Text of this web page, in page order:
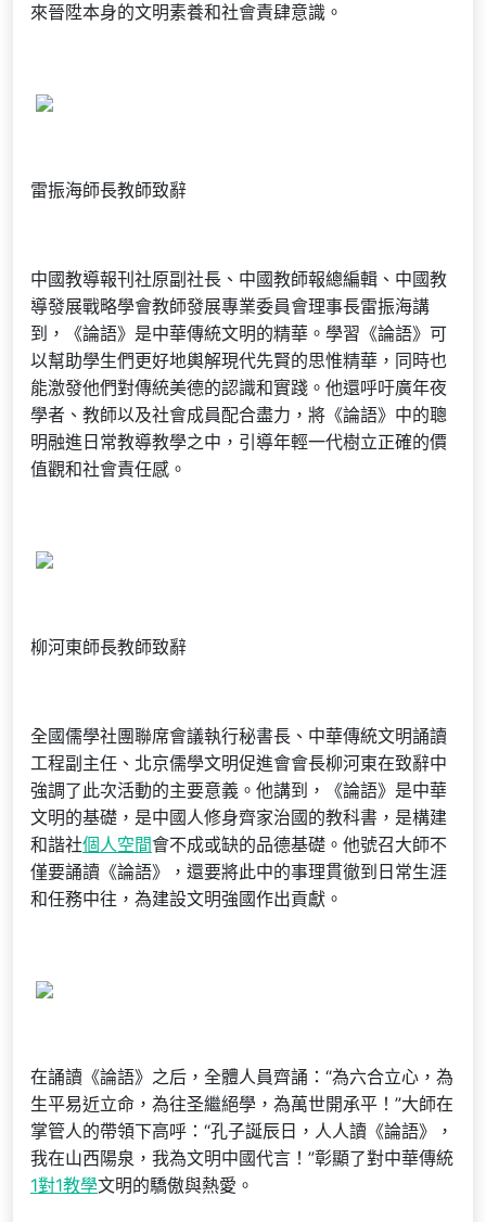
來晉陞本身的文明素養和社會責肆意識。
雷振海師長教師致辭
中國教導報刊社原副社長、中國教師報總編輯、中國教
導發展戰略學會教師發展專業委員會理事長雷振海講
到，《論語》是中華傳統文明的精華。學習《論語》可
以幫助學生們更好地輿解現代先賢的思惟精華，同時也
能激發他們對傳統美德的認識和實踐。他還呼吁廣年夜
學者、教師以及社會成員配合盡力，將《論語》中的聰
明融進日常教導教學之中，引導年輕一代樹立正確的價
值觀和社會責任感。
柳河東師長教師致辭
全國儒學社團聯席會議執行秘書長、中華傳統文明誦讀
工程副主任、北京儒學文明促進會會長柳河東在致辭中
強調了此次活動的主要意義。他講到，《論語》是中華
文明的基礎，是中國人修身齊家治國的教科書，是構建
和諧社個人空間會不成或缺的品德基礎。他號召大師不
僅要誦讀《論語》，還要將此中的事理貫徹到日常生涯
和任務中往，為建設文明強國作出貢獻。
在誦讀《論語》之后，全體人員齊誦：“為六合立心，為
生平易近立命，為往圣繼絕學，為萬世開承平！”大師在
掌管人的帶領下高呼：“孔子誕辰日，人人讀《論語》，
我在山西陽泉，我為文明中國代言！”彰顯了對中華傳統
1對1教學文明的驕傲與熱愛。